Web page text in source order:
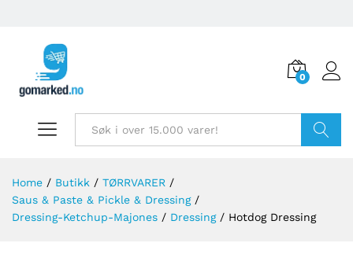
0
Home / Butikk / TØRRVARER /
Saus & Paste & Pickle & Dressing /
Dressing-Ketchup-Majones / Dressing / Hotdog Dressing